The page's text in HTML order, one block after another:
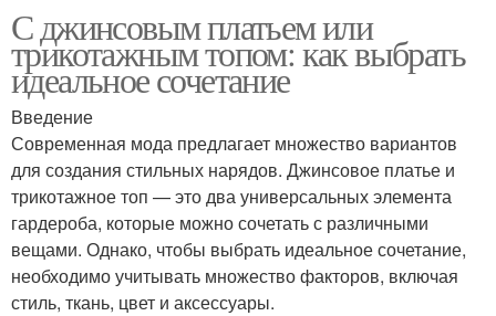
С джинсовым платьем или
трикотажным топом: как выбрать
идеальное сочетание
Введение
Современная мода предлагает множество вариантов
для создания стильных нарядов. Джинсовое платье и
трикотажное топ — это два универсальных элемента
гардероба, которые можно сочетать с различными
вещами. Однако, чтобы выбрать идеальное сочетание,
необходимо учитывать множество факторов, включая
стиль, ткань, цвет и аксессуары.